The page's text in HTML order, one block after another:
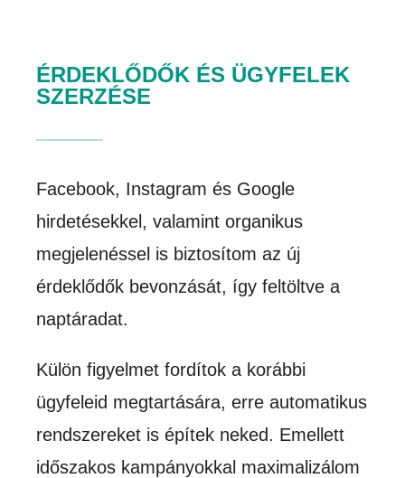
ÉRDEKLŐDŐK ÉS ÜGYFELEK
SZERZÉSE
Facebook, Instagram és Google
hirdetésekkel, valamint organikus
megjelenéssel is biztosítom az új
érdeklődők bevonzását, így feltöltve a
naptáradat.
Külön figyelmet fordítok a korábbi
ügyfeleid megtartására, erre automatikus
rendszereket is építek neked. Emellett
időszakos kampányokkal maximalizálom